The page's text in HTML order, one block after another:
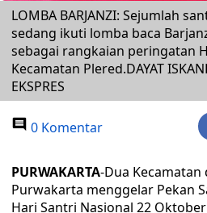
LOMBA BARJANZI: Sejumlah
sedang ikuti lomba baca
sebagai rangkaian peringatan
Kecamatan Plered.DAYAT
EKSPRES
0 Komentar
PURWAKARTA-Dua Kecamatan
Purwakarta menggelar Pekan
Hari Santri Nasional 22